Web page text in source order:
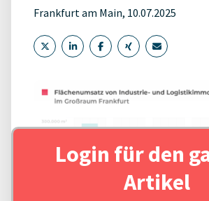
Frankfurt am Main, 10.07.2025
Login für den
Artikel